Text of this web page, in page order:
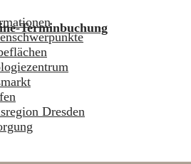
Dresden
Terminbuchung